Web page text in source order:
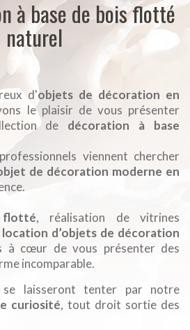
à base de bois flotté
naturel
d'objets de décoration en
le plaisir de vous présenter
de décoration à base
viennent chercher
de décoration moderne en
, réalisation de vitrines
location d’objets de décoration
à cœur de vous présenter des
incomparable.
se laisseront tenter par notre
curiosité, tout droit sortie des